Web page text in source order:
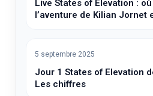
Live States of Elevation :
l’aventure de Kilian Jornet
5 septembre 2025
Jour 1 States of Elevation
Les chiffres